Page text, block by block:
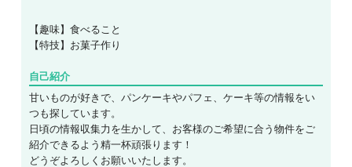
【趣味】食べること
【特技】お菓子作り
自己紹介
甘いものが好きで、パンケーキやパフェ、ケーキ等の情報をい
つも探しています。
日頃の情報収集力を生かして、お客様のご希望に合う物件をご
紹介できるよう精一杯頑張ります！
どうぞよろしくお願いいたします。